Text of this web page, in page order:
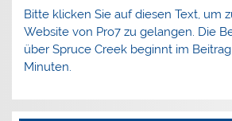
Bitte klicken Sie auf diesen Text, um
Website von Pro7 zu gelangen. Die
über Spruce Creek beginnt im
Minuten.